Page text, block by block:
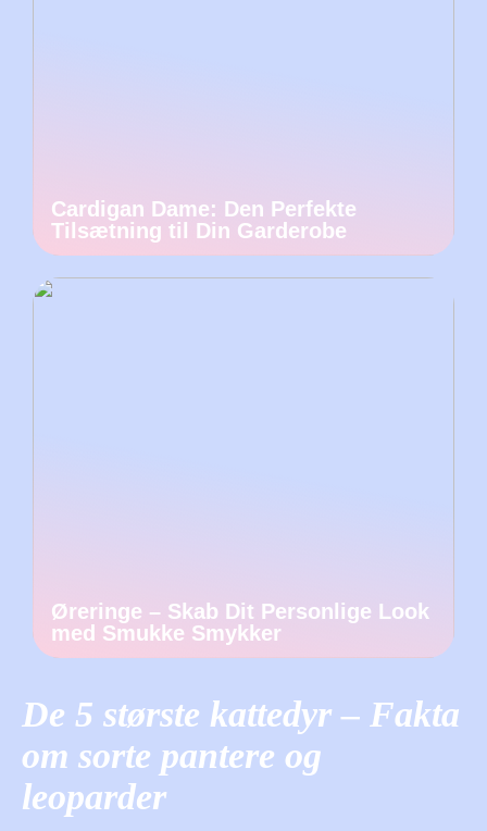
Cardigan Dame: Den Perfekte
Tilsætning til Din Garderobe
Øreringe – Skab Dit Personlige Look
med Smukke Smykker
De 5 største kattedyr – Fakta
om sorte pantere og
leoparder